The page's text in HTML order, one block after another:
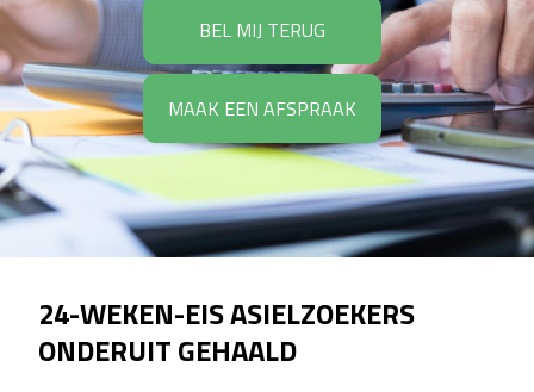
BEL MIJ TERUG
MAAK EEN AFSPRAAK
24-WEKEN-EIS ASIELZOEKERS
ONDERUIT GEHAALD